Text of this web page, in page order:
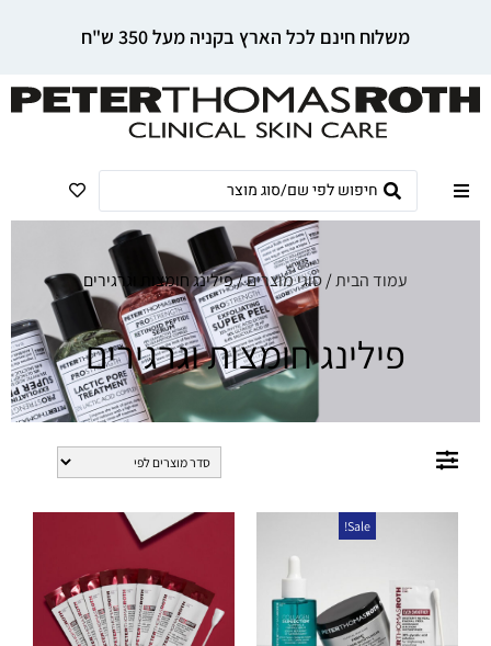
משלוח חינם לכל הארץ בקניה מעל 350 ש"ח
עמוד הבית/סוגי מוצרים/ פילינג חומצות וגרגירים
פילינג חומצות וגרגירים
Sale!